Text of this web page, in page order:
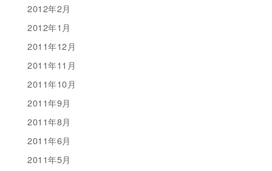
2012年2月
2012年1月
2011年12月
2011年11月
2011年10月
2011年9月
2011年8月
2011年6月
2011年5月